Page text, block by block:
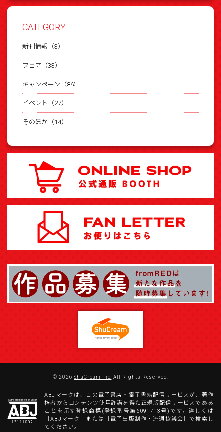
CATEGORY
新刊情報（3）
フェア（33）
キャンペーン（86）
イベント（27）
そのほか（14）
© 2026 ShuCream Inc. All Rights Reserved.
ABJマークは、この電子書店・電子書籍配信サービスが、著作
権者からコンテンツ使用許諾を得た正規版配信サービスである
ことを示す登録商標(登録番号第6091713号)です。詳しくは
［ABJマーク］または［電子出版制作・流通協議会］で検索し
てください。